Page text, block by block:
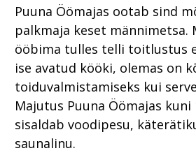
Puuna Öömajas ootab sind
palkmaja keset männimetsa.
ööbima tulles telli toitlustus
ise avatud kööki, olemas on
toiduvalmistamiseks kui
Majutus Puuna Öömajas kuni
sisaldab voodipesu,
saunalinu.